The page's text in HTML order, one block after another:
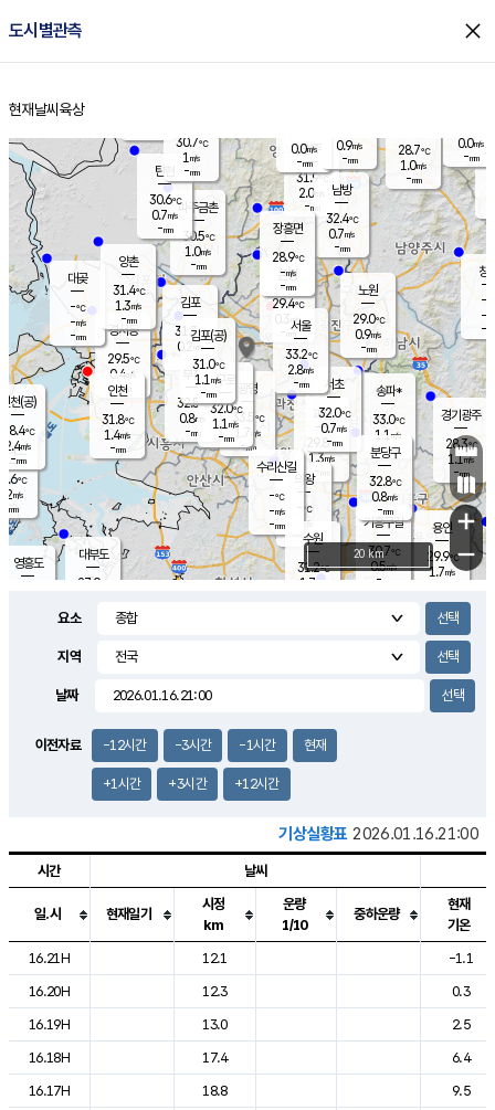
도시별관측 close
홈
현재날씨 육상
의도
℃
m/s
mm
영흥도
양주
31.9℃
2.0
-mm
과천
29.8℃
1.3m/s
- mm
용인
29.9℃
1.7m/s
경기광주
28.3℃
1.1m/s
-mm
1.1m/s
대부도
27.9
경서동
29.5℃
0.4 m/s
-mm
파주금촌
30.5℃
1.0m/s
-mm
28.7℃
1.0m/s
-mm
대곶
-℃
-m/s
-mm
창
-
-m/
-
탄현
30.6℃
0.7m/s
-mm
0.0m/s
-mm
의왕
- ℃
m/s
mm
김포
31.3℃
0.2 m/s
mm
광명
33.5 ℃
1.7 m/s
-mm
부천
32.5℃
0.8m/s
-mm
양촌
31.4℃
1.3m/s
-mm
구로
32.0℃
1.1 m/s
-mm
은평
29.4℃
0.3 m/s
- mm
노원
29.0℃
0.9m/s
-mm
송파*
33.0℃
1.1 m/s
-mm
서초
32.0℃
0.7m/s
-mm
남방
32.4℃
0.7m/s
-mm
기흥구갈
30.7℃
0.5m/s
-
수리산길
-℃
-m/s
-mm
분당구
32.8℃
0.8m/s
-mm
장흥면
28.9℃
-m/s
-mm
0.0m/s
-mm
인천(공)
28.4℃
2.4m/s
-mm
김포(공)
31.0℃
1.1 m/s
-mm
수원
31.2℃
1.7 m/s
인천
31.8℃
1.4m/s
-mm
서울
33.2℃
2.8m/s
-mm
30.7℃
1 m/s
-mm
0.9m/s
-mm
+
−
20 km
요소
지역
날짜
이전자료 -12시간 -3시간 -1시간 현재
+1시간 +3시간 +12시간
기상실황표 2026.01.16.21:00
도시별 기상실황표로 지점, 날씨, 기온, 강수, 바람, 기압등을 안내한 표입
시간 날씨
일.시 현재일기
시정
km
운량
1/10
중하운량
현재
기온
16.21H
12.1
-1.1
16.20H
12.3
0.3
16.19H
13.0
2.5
16.18H
17.4
6.4
16.17H
18.8
9.5